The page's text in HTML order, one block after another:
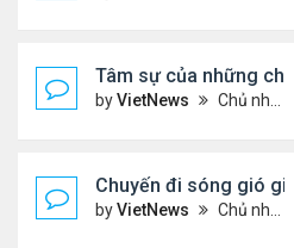
Tâm sự của những
byVietNews Chủ nhật Tháng 4 17, 2022 8:47 pm
Chuyến đi sóng gió
byVietNews Chủ nhật Tháng 4 17, 2022 8:45 pm